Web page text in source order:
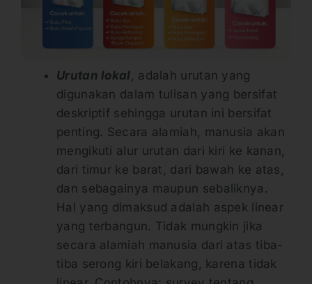
Urutan lokal, adalah urutan yang
digunakan dalam tulisan yang bersifat
deskriptif sehingga urutan ini bersifat
penting. Secara alamiah, manusia akan
mengikuti alur urutan dari kiri ke kanan,
dari timur ke barat, dari bawah ke atas,
dan sebagainya maupun sebaliknya.
Hal yang dimaksud adalah aspek linear
yang terbangun. Tidak mungkin jika
secara alamiah manusia dari atas tiba-
tiba serong kiri belakang, karena tidak